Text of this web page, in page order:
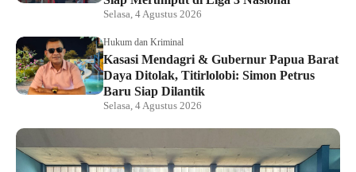
Selasa, 4 Agustus 2026
Hukum dan Kriminal
Kasasi Mendagri & Gubernur Papua Barat
Daya Ditolak, Titirlolobi: Simon Petrus
Baru Siap Dilantik
Selasa, 4 Agustus 2026